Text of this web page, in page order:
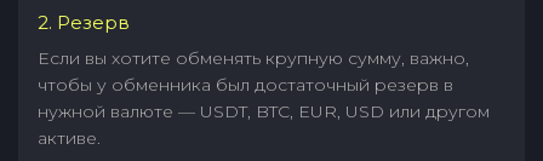
2. Резерв
Если вы хотите обменять крупную сумму, важно,
чтобы у обменника был достаточный резерв в
нужной валюте — USDT, BTC, EUR, USD или другом
активе.